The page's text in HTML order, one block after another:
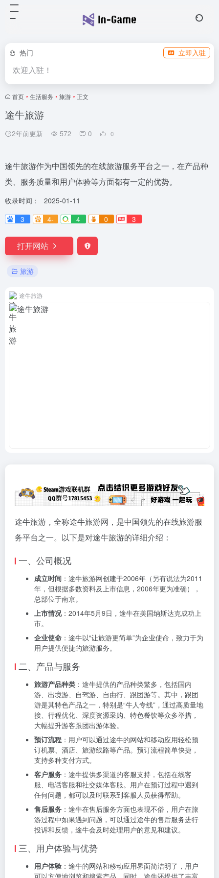
热门 立即入驻
欢迎入驻！
首页 • 生活服务 • 旅游 • 正文
途牛旅游
2年前更新 572 0 0
途牛旅游作为中国领先的在线旅游服务平台之一，在产品种
类、服务质量和用户体验等方面都有一定的优势。
收录时间：
2025-01-11
3
4- 4 0 3
打开网站
旅游
途牛旅游
途牛旅游，全称途牛旅游网，是中国领先的在线旅游服
务平台之一。以下是对途牛旅游的详细介绍：
一、公司概况
成立时间 ：途牛旅游网创建于2006年（另有说法为2011
年，但根据多数资料及上市信息，2006年更为准确），
总部位于南京。
上市情况：2014年5月9日，途牛在美国纳斯达克成功上
市。
企业使命 ：途牛以“让旅游更简单”为企业使命，致力于为
用户提供便捷的旅游服务。
二、产品与服务
旅游产品种类 ：途牛提供的产品种类繁多，包括国内
游、出境游、自驾游、自由行、跟团游等。其中，跟团
游是其特色产品之一，特别是“牛人专线”，通过高质量地
接、行程优化、深度资源采购、特色餐饮等众多举措，
大幅提升游客跟团出游体验。
预订流程 ：用户可以通过途牛的网站和移动应用轻松预
订机票、酒店、旅游线路等产品。预订流程简单快捷，
支持多种支付方式。
客户服务 ：途牛提供多渠道的客服支持，包括在线客
服、电话客服和社交媒体客服。用户在预订过程中遇到
任何问题，都可以及时联系到客服人员获得帮助。
售后服务 ：途牛在售后服务方面也表现不俗，用户在旅
游过程中如果遇到问题，可以通过途牛的售后服务进行
投诉和反馈，途牛会及时处理用户的意见和建议。
三、用户体验与优势
用户体验 ：途牛的网站和移动应用界面简洁明了，用户
可以方便地浏览和搜索产品。同时，途牛还提供了丰富